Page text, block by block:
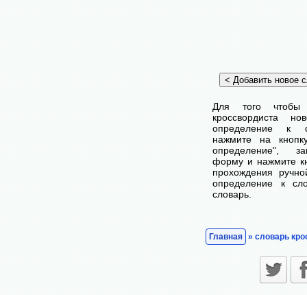
Для того чтобы
кроссвордиста
определение к
нажмите на
определение",
форму и нажмите
прохождения
определение к
словарь.
Главная » словарь